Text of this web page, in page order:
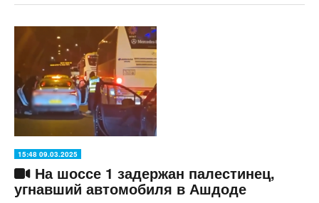
15:48 09.03.2025
На шоссе 1 задержан палестинец,
угнавший автомобиля в Ашдоде